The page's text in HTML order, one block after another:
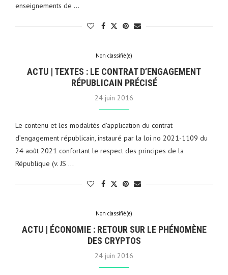
enseignements de …
Non classifié(e)
ACTU | TEXTES : LE CONTRAT D’ENGAGEMENT
RÉPUBLICAIN PRÉCISÉ
24 juin 2016
Le contenu et les modalités d’application du contrat
d’engagement républicain, instauré par la loi no 2021-1109 du
24 août 2021 confortant le respect des principes de la
République (v. JS …
Non classifié(e)
ACTU | ÉCONOMIE : RETOUR SUR LE PHÉNOMÈNE
DES CRYPTOS
24 juin 2016